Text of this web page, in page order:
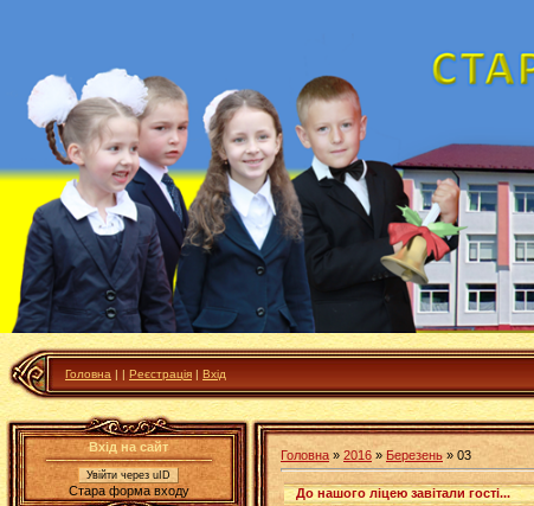
Головна | | Реєстрація | Вхід
Вхід на сайт
Увійти через uID
Стара форма входу
Головна » 2016 » Березень » 03
До нашого ліцею завітали гості...